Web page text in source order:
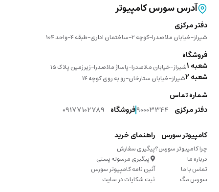
آدرس سورس کامپیوتر
دفتر مرکزی
شیراز-خیابان ملاصدرا-کوچه 2-ساختمان اداری-طبقه 4-واحد 104
فروشگاه
شعبه 1 شیراز-خیابان ملاصدرا-پاساژ ملاصدرا-زیرزمین پلاک 15
شعبه 2 شیراز-خیابان ستارخان-رو به روی کوچه 14
شماره تماس
دفتر مرکزی 90003344فروشگاه 09177102789
کامپیوتر سورس
چرا کامپیوتر سورس؟
درباره ما
تماس با ما
سورس مگ
راهنمای خرید
پیگیری سفارش
پیگیری مرسوله پستی
آئین نامه کامپیوتر سورس
ثبت شکایات در سایت